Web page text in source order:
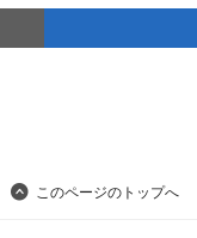
このページのトップへ